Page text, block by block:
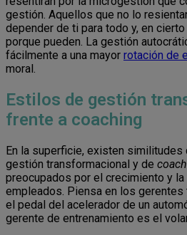
gestión. Aquellos que no lo
depender de ti para todo y, en
porque pueden. La gestión
fácilmente a una mayor rotación de
moral.
Estilos de gestión
frente a coaching
En la superficie, existen
gestión transformacional y de
preocupados por el crecimiento y
empleados. Piensa en los
el pedal del acelerador de un
gerente de entrenamiento es el